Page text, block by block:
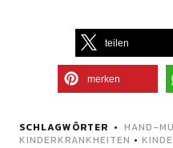
teilen
merken
SCHLAGWÖRTER HAND-
KINDERKRANKHEITEN •